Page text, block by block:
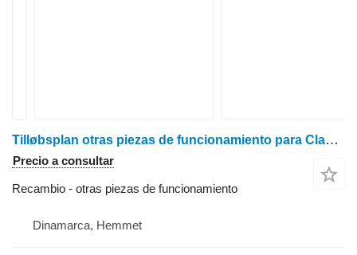
Tilløbsplan otras piezas de funcionamiento para Claas Dominator 96 cosechadora de cereales
Precio a consultar
Recambio - otras piezas de funcionamiento
Dinamarca, Hemmet